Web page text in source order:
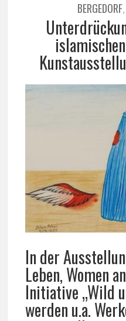
BERGEDORF,
In der
Leben, Women
Initiative „Wild
werden u.a.